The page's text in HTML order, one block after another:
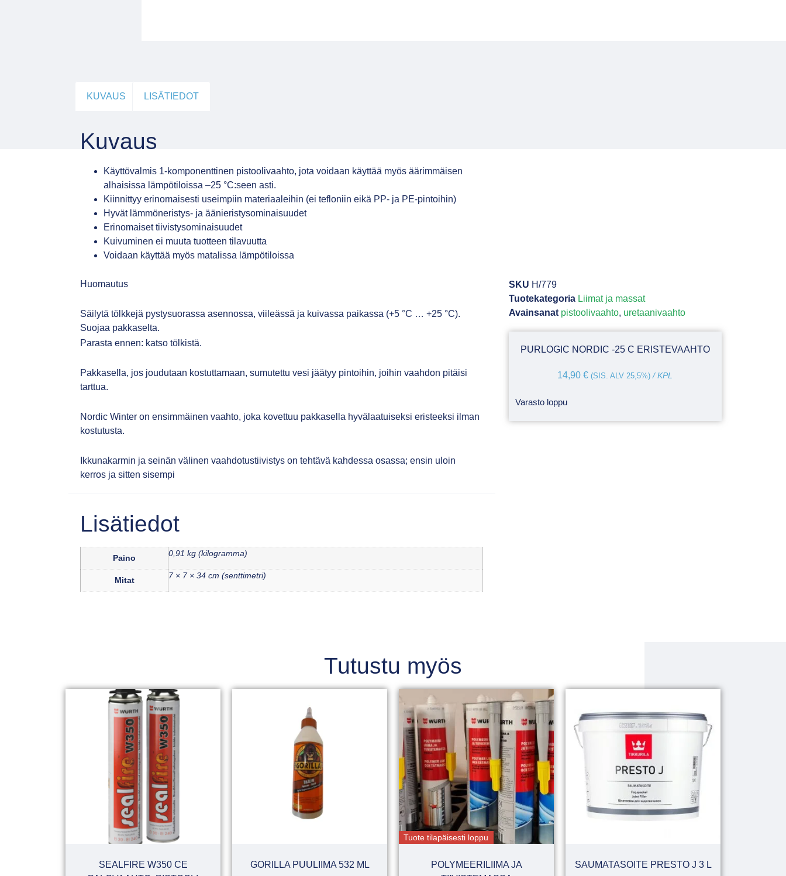
KUVAUS LISÄTIEDOT
Kuvaus
Käyttövalmis 1-komponenttinen pistoolivaahto, jota voidaan käyttää myös äärimmäisen
alhaisissa lämpötiloissa –25 °C:seen asti.
Kiinnittyy erinomaisesti useimpiin materiaaleihin (ei tefloniin eikä PP- ja PE-pintoihin)
Hyvät lämmöneristys- ja äänieristysominaisuudet
Erinomaiset tiivistysominaisuudet
Kuivuminen ei muuta tuotteen tilavuutta
Voidaan käyttää myös matalissa lämpötiloissa
Huomautus
Säilytä tölkkejä pystysuorassa asennossa, viileässä ja kuivassa paikassa (+5 °C … +25 °C).
Suojaa pakkaselta.
Parasta ennen: katso tölkistä.
Pakkasella, jos joudutaan kostuttamaan, sumutettu vesi jäätyy pintoihin, joihin vaahdon pitäisi
tarttua.
Nordic Winter on ensimmäinen vaahto, joka kovettuu pakkasella hyvälaatuiseksi eristeeksi ilman
kostutusta.
Ikkunakarmin ja seinän välinen vaahdotustiivistys on tehtävä kahdessa osassa; ensin uloin
kerros ja sitten sisempi
Lisätiedot
Paino 0,91 kg (kilogramma)
Mitat 7 × 7 × 34 cm (senttimetri)
SKU H/779
Tuotekategoria Liimat ja massat
Avainsanat pistoolivaahto, uretaanivaahto
PURLOGIC NORDIC -25 C ERISTEVAAHTO
14,90€ (SIS. ALV 25,5%) / KPL
Varasto loppu
Tutustu myös
SEALFIRE W350 CE
GORILLA PUULIIMA 532 ML
Tuote tilapäisesti loppu
POLYMEERILIIMA JA
SAUMATASOITE PRESTO J 3 L